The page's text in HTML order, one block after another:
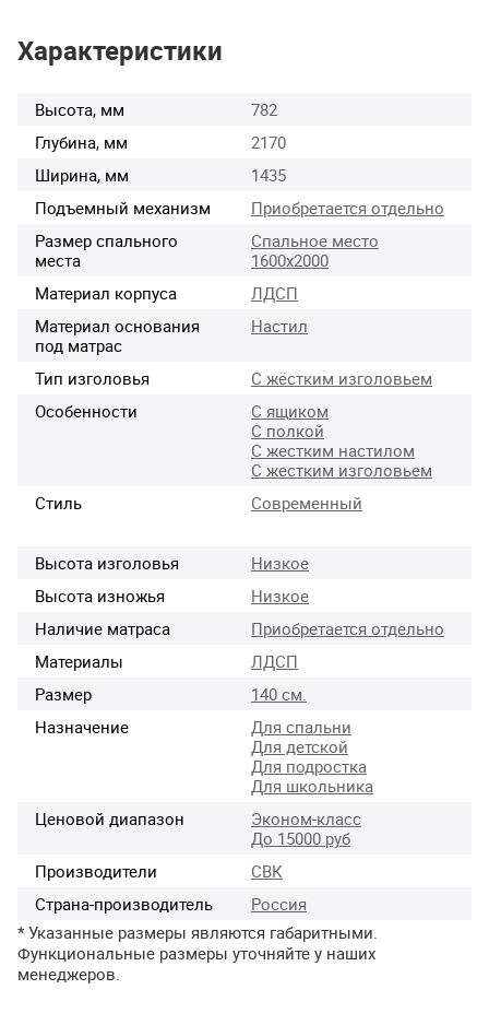
Характеристики
Высота, мм
782
Глубина, мм
2170
Ширина, мм
1435
Подъемный механизм
Приобретается отдельно
Размер спального
места
Спальное место
1600х2000
Материал корпуса
ЛДСП
Материал основания
под матрас
Настил
Тип изголовья
С жёстким изголовьем
Особенности
С ящиком
С полкой
С жестким настилом
С жестким изголовьем
Стиль
Современный
Высота изголовья
Низкое
Высота изножья
Низкое
Наличие матраса
Приобретается отдельно
Материалы
ЛДСП
Размер
140 см.
Назначение
Для спальни
Для детской
Для подростка
Для школьника
Ценовой диапазон
Эконом-класс
До 15000 руб
Производители
СВК
Страна-производитель
Россия
* Указанные размеры являются габаритными.
Функциональные размеры уточняйте у наших
менеджеров.